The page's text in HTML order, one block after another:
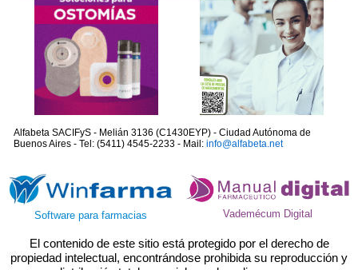
Alfabeta SACIFyS - Melián 3136 (C1430EYP) - Ciudad Autónoma de
Buenos Aires - Tel: (5411) 4545-2233 - Mail: info@alfabeta.net
Software para farmacias Vademécum Digital
El contenido de este sitio está protegido por el derecho de
propiedad intelectual, encontrándose prohibida su reproducción y